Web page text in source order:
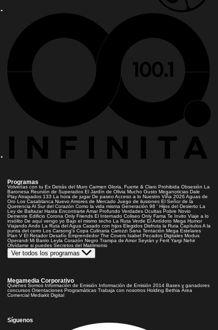
Programas
Volverías con tu Ex Detrás del Muro Carmen Gloria, Fuerte & Claro Prohibida Obsesión La
Baronesa Reunión de Superados El Jardín de Olivia Mucho Gusto Meganoticias Dale
PlayAtrapados 133 La hora de jugar De paseoAcceso a lo Nuestro Viña 2026 Aguas de
Oro Los Casablanca Nuevo Amores de Mercado Juego de ilusiones El Señor de la
Querencia Al Sur del Corazón Como la vida misma Generación 98 ' Hijos del Desierto La
Ley de Baltazar Hasta Encontrarte Amar Profundo Verdades Ocultas Pobre Novio
Demente Edificio Corona Only Friends El Internado Coliseo Only Fama Te Invito Viaje a lo
insólito De aquí vengo yo Bajo el mismo techo La Ruta Verde El Antídoto Mega Humor
Viajando Ando La Ruta del Agua Casado con hijos Elegidos Disfruta la Ruta CapítulosA la
punta del cerro Los Carsong's Copa Culinaria Carozzi Sana Tentación Mega Estelares
Plan V El Retador Desafío Emprendedor The Covers Isabel Pecados Digitales Modus
Operandi Mi Barrio Leyla Corazón Negro Trampa de Amor Seyrán y Ferit Yargi Nehir
Olvídame si puedes Secretos del Matrimonio
Ver todos los programas
Megamedia Corporativo
Quienes Somos Información de Emisión Información de Emisión 2014 Bases y ganadores
concursos Orientaciones Programáticas Trabaja con nosotros Holding Bethia Área
Comercial Mediakit Digital
Síguenos